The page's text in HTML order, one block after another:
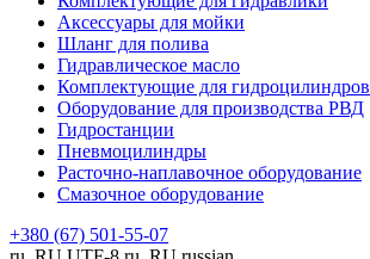
Аксессуары для мойки
Шланг для полива
Гидравлическое масло
Комплектующие для гидроцилиндров
Оборудование для производства РВД
Гидростанции
Пневмоцилиндры
Расточно-наплавочное оборудование
Смазочное оборудование
+380 (67) 501-55-07